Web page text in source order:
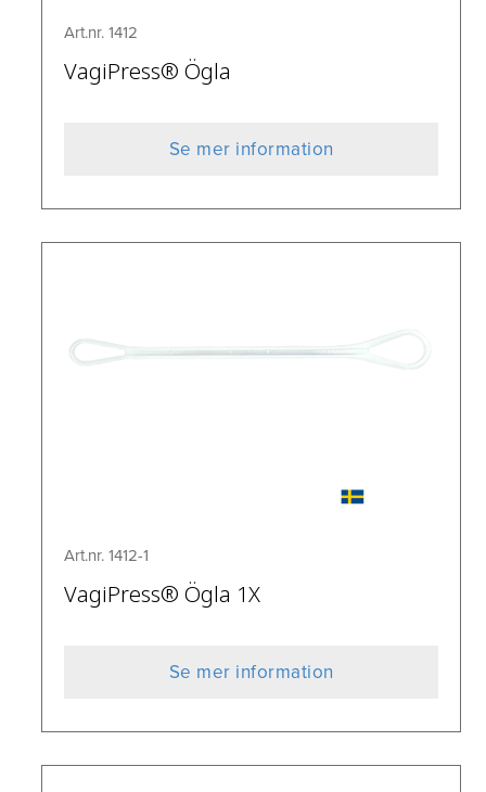
Art.nr. 1412
VagiPress® Ögla
Se mer information
Art.nr. 1412-1
VagiPress® Ögla 1X
Se mer information